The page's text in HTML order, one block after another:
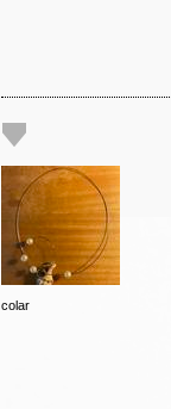
colar